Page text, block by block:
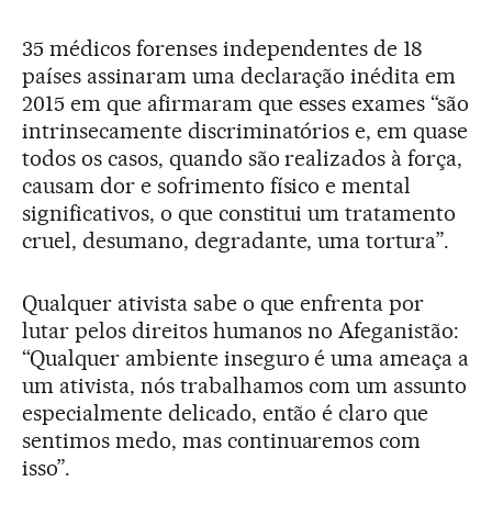
35 médicos forenses independentes de 18
países assinaram uma declaração inédita em
2015 em que afirmaram que esses exames “são
intrinsecamente discriminatórios e, em quase
todos os casos, quando são realizados à força,
causam dor e sofrimento físico e mental
significativos, o que constitui um tratamento
cruel, desumano, degradante, uma tortura”.
Qualquer ativista sabe o que enfrenta por
lutar pelos direitos humanos no Afeganistão:
“Qualquer ambiente inseguro é uma ameaça a
um ativista, nós trabalhamos com um assunto
especialmente delicado, então é claro que
sentimos medo, mas continuaremos com
isso”.